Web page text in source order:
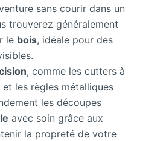
sans courir dans un
trouverez généralement
le bois, idéale pour des
, comme les cutters à
les règles métalliques
les découpes
avec soin grâce aux
la propreté de votre